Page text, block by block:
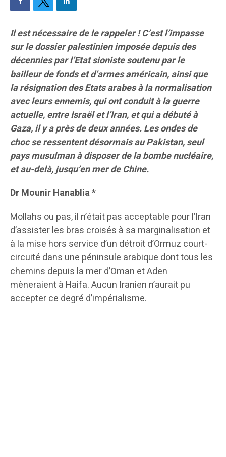
Il est nécessaire de le rappeler ! C’est l’impasse
sur le dossier palestinien imposée depuis des
décennies par l’Etat sioniste soutenu par le
bailleur de fonds et d’armes américain, ainsi que
la résignation des Etats arabes à la normalisation
avec leurs ennemis, qui ont conduit à la guerre
actuelle, entre Israël et l’Iran, et qui a débuté à
Gaza, il y a près de deux années.Les ondes de
choc se ressentent désormais au Pakistan, seul
pays musulman à disposer de la bombe nucléaire,
et au-delà, jusqu’en mer de Chine.
Dr Mounir Hanablia *
Mollahs ou pas, il n’était pas acceptable pour l’Iran
d’assister les bras croisés à sa marginalisation et
à la mise hors service d’un détroit d’Ormuz court-
circuité dans une péninsule arabique dont tous les
chemins depuis la mer d’Oman et Aden
mèneraient à Haifa. Aucun Iranien n’aurait pu
accepter ce degré d’impérialisme.